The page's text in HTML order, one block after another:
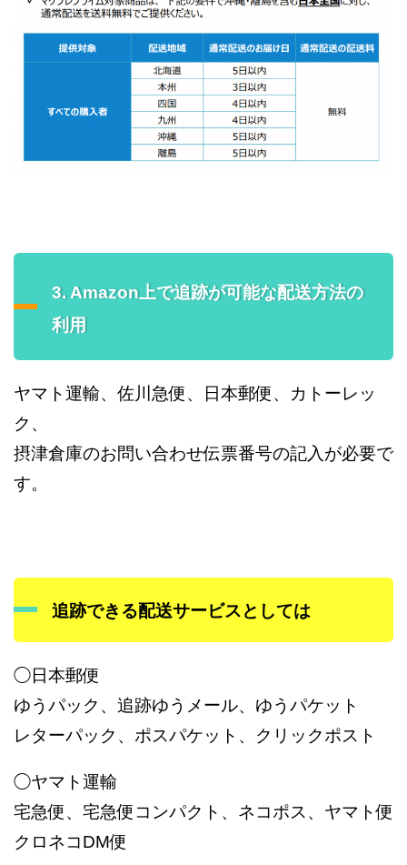
3. Amazon上で追跡が可能な配送方法の
利用
ヤマト運輸、佐川急便、日本郵便、カトーレッ
ク、
摂津倉庫のお問い合わせ伝票番号の記入が必要で
す。
追跡できる配送サービスとしては
◯日本郵便
ゆうパック、追跡ゆうメール、ゆうパケット
レターパック、ポスパケット、クリックポスト
◯ヤマト運輸
宅急便、宅急便コンパクト、ネコポス、ヤマト便
クロネコDM便